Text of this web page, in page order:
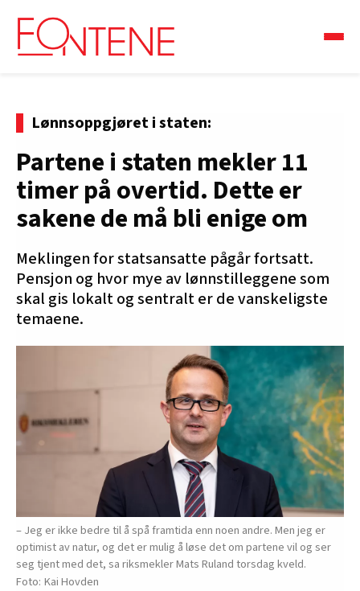
Lønnsoppgjøret i staten:
Partene i staten mekler 11
timer på overtid. Dette er
sakene de må bli enige om
Meklingen for statsansatte pågår fortsatt.
Pensjon og hvor mye av lønnstilleggene som
skal gis lokalt og sentralt er de vanskeligste
temaene.
– Jeg er ikke bedre til å spå framtida enn noen andre. Men jeg er
optimist av natur, og det er mulig å løse det om partene vil og ser
seg tjent med det, sa riksmekler Mats Ruland torsdag kveld.
Kai Hovden